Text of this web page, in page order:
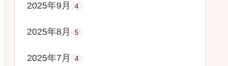
2025年9月 4
2025年8月 5
2025年7月 4